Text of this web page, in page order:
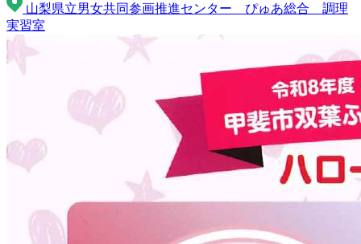
山梨県立男女共同参画推進センター ぴゅあ総合 調理
実習室